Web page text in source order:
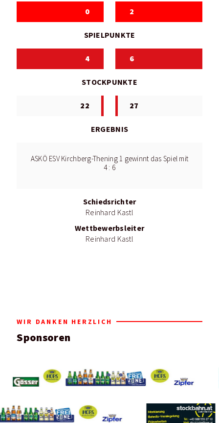
0 2
SPIELPUNKTE
4 6
STOCKPUNKTE
22 27
ERGEBNIS
ASKÖ ESV Kirchberg-Thening 1 gewinnt das Spiel mit
4 : 6
Schiedsrichter
Reinhard Kastl
Wettbewerbsleiter
Reinhard Kastl
WIR DANKEN HERZLICH
Sponsoren